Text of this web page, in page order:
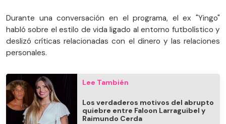
Durante una conversación en el programa, el ex "Yingo"
habló sobre el estilo de vida ligado al entorno futbolístico y
deslizó críticas relacionadas con el dinero y las relaciones
personales.
Lee También
Los verdaderos motivos del abrupto
quiebre entre Faloon Larraguibel y
Raimundo Cerda